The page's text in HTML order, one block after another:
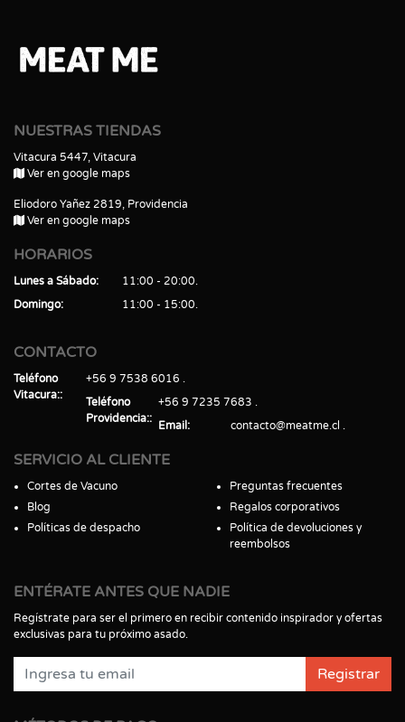
NUESTRAS TIENDAS
Vitacura 5447, Vitacura
Ver en google maps
Eliodoro Yañez 2819, Providencia
Ver en google maps
HORARIOS
Lunes a Sábado
11:00 - 20:00
Domingo
11:00 - 15:00
CONTACTO
Teléfono
Vitacura:
+56 9 7538 6016
Teléfono
Providencia:
+56 9 7235 7683
Email
contacto@meatme.cl
SERVICIO AL CLIENTE
Cortes de Vacuno
Blog
Políticas de despacho
Preguntas frecuentes
Regalos corporativos
Política de devoluciones y
reembolsos
ENTÉRATE ANTES QUE NADIE
Regístrate para ser el primero en recibir contenido inspirador y ofertas
exclusivas para tu próximo asado.
Registrar